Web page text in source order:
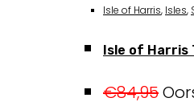
Isle of Harris, Isles,
Isle of Harris
€84,95